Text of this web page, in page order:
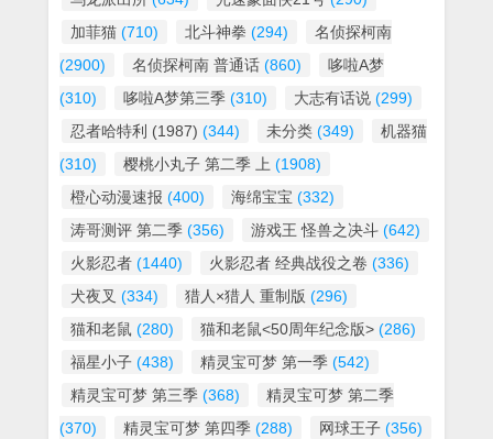
加菲猫 (710) 北斗神拳 (294)
名侦探柯南
(2900)
名侦探柯南 普通话 (860)
哆啦A梦
(310)
哆啦A梦第三季 (310) 大志有话说 (299)
忍者哈特利 (1987) (344) 未分类 (349)
机器猫
(310)
樱桃小丸子 第二季 上 (1908)
橙心动漫速报 (400) 海绵宝宝 (332)
涛哥测评 第二季 (356) 游戏王 怪兽之决斗 (642)
火影忍者 (1440) 火影忍者 经典战役之卷 (336)
犬夜叉 (334) 猎人×猎人 重制版 (296)
猫和老鼠 (280) 猫和老鼠<50周年纪念版> (286)
福星小子 (438) 精灵宝可梦 第一季 (542)
精灵宝可梦 第三季 (368)
精灵宝可梦 第二季
(370)
精灵宝可梦 第四季 (288) 网球王子 (356)